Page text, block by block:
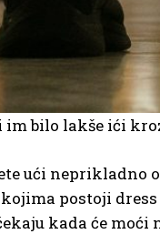
im bilo lakše ići
ući
postoji
kada će